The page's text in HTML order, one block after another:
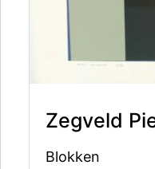
Zegveld
Blokken